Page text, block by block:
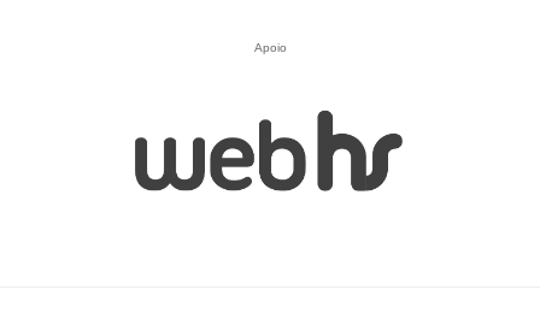
Apoio